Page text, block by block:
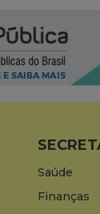
Saúde
Finanças